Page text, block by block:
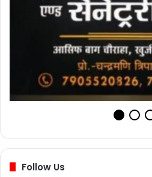
Follow Us